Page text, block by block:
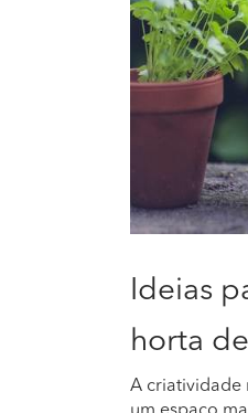
Ideias
horta
A criatividade